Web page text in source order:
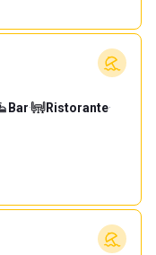
Bar· Ristorante·